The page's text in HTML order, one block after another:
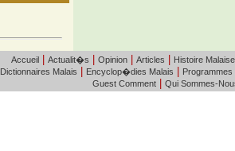
Accueil| Actualit�s Opinion| Articles Histoire Malaise
Dictionnaires Malais Encyclop�dies Malais Programmes
Guest Comment Qui Sommes-